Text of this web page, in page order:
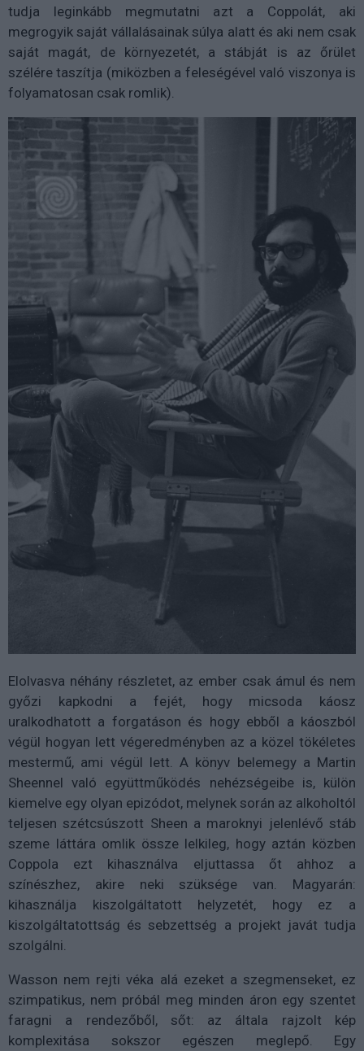
tudja leginkább megmutatni azt a Coppolát, aki
megrogyik saját vállalásainak súlya alatt és aki nem csak
saját magát, de környezetét, a stábját is az őrület
szélére taszítja (miközben a feleségével való viszonya is
folyamatosan csak romlik).
Elolvasva néhány részletet, az ember csak ámul és nem
győzi kapkodni a fejét, hogy micsoda káosz
uralkodhatott a forgatáson és hogy ebből a káoszból
végül hogyan lett végeredményben az a közel tökéletes
mestermű, ami végül lett. A könyv belemegy a Martin
Sheennel való együttműködés nehézségeibe is, külön
kiemelve egy olyan epizódot, melynek során az alkoholtól
teljesen szétcsúszott Sheen a maroknyi jelenlévő stáb
szeme láttára omlik össze lelkileg, hogy aztán közben
Coppola ezt kihasználva eljuttassa őt ahhoz a
színészhez, akire neki szüksége van. Magyarán:
kihasználja kiszolgáltatott helyzetét, hogy ez a
kiszolgáltatottság és sebzettség a projekt javát tudja
szolgálni.
Wasson nem rejti véka alá ezeket a szegmenseket, ez
szimpatikus, nem próbál meg minden áron egy szentet
faragni a rendezőből, sőt: az általa rajzolt kép
komplexitása sokszor egészen meglepő. Egy